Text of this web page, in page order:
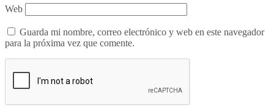
Web
Guarda mi nombre, correo electrónico y web en este navegador
para la próxima vez que comente.